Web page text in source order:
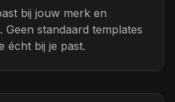
bij jouw merk en
standaard templates
écht bij je past.